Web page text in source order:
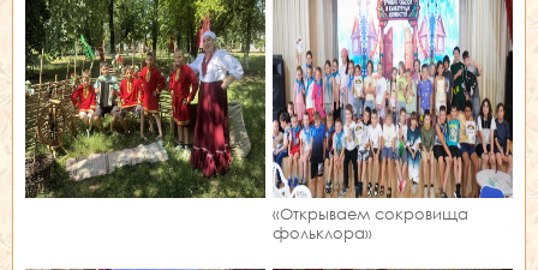
«Открываем сокровища
фольклора»